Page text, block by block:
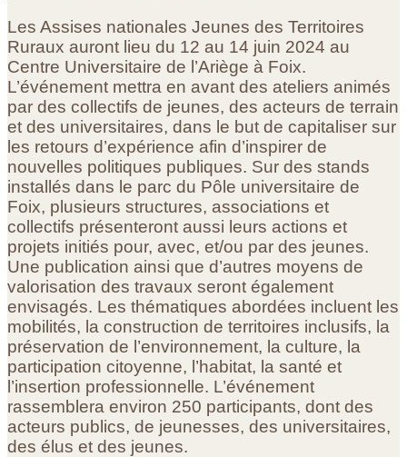
Les Assises nationales Jeunes des Territoires
Ruraux auront lieu du 12 au 14 juin 2024 au
Centre Universitaire de l’Ariège à Foix.
L’événement mettra en avant des ateliers animés
par des collectifs de jeunes, des acteurs de terrain
et des universitaires, dans le but de capitaliser sur
les retours d’expérience afin d’inspirer de
nouvelles politiques publiques. Sur des stands
installés dans le parc du Pôle universitaire de
Foix, plusieurs structures, associations et
collectifs présenteront aussi leurs actions et
projets initiés pour, avec, et/ou par des jeunes.
Une publication ainsi que d’autres moyens de
valorisation des travaux seront également
envisagés. Les thématiques abordées incluent les
mobilités, la construction de territoires inclusifs, la
préservation de l’environnement, la culture, la
participation citoyenne, l’habitat, la santé et
l’insertion professionnelle. L’événement
rassemblera environ 250 participants, dont des
acteurs publics, de jeunesses, des universitaires,
des élus et des jeunes.